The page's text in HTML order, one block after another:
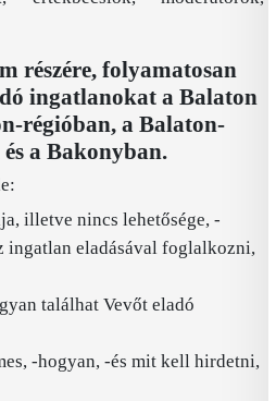
részére, folyamatosan
ingatlanokat a Balaton
régióban, a Balaton-
a Bakonyban.
illetve nincs lehetősége, -
ingatlan eladásával foglalkozni,
találhat Vevőt eladó
-hogyan, -és mit kell hirdetni,